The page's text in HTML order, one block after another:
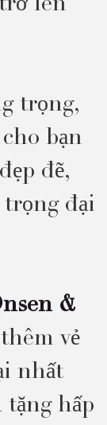
lên
trọng,
bạn
đẽ,
đại
&
vẻ
nhất
tặng hấp